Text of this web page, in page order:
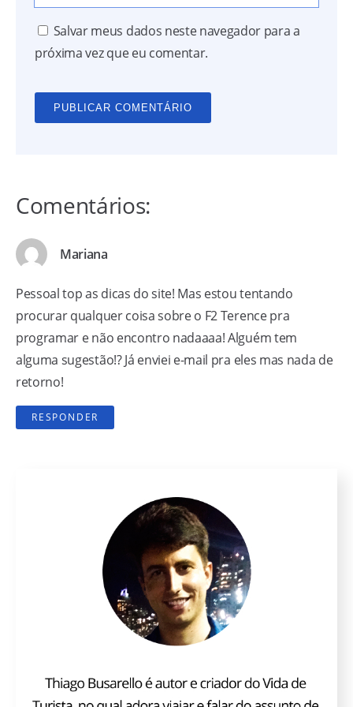
Salvar meus dados neste navegador para a
próxima vez que eu comentar.
Comentários:
Mariana
Pessoal top as dicas do site! Mas estou tentando
procurar qualquer coisa sobre o F2 Terence pra
programar e não encontro nadaaaa! Alguém tem
alguma sugestão!? Já enviei e-mail pra eles mas nada de
retorno!
RESPONDER